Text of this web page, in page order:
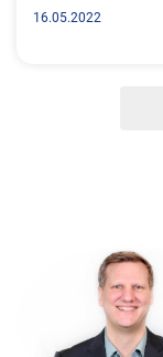
16.05.2022